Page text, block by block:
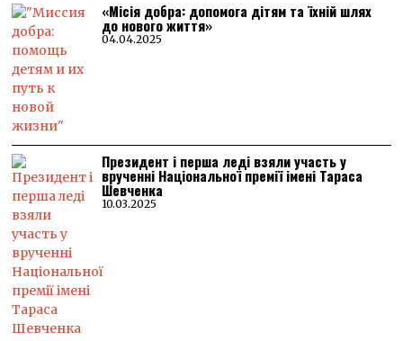
«Місія добра: допомога дітям та їхній шлях
до нового життя»
04.04.2025
Президент і перша леді взяли участь у
врученні Національної премії імені Тараса
Шевченка
10.03.2025